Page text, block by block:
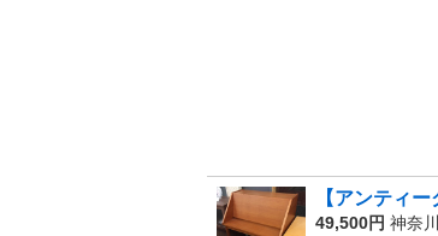
【アンティ
49,500円 神奈川